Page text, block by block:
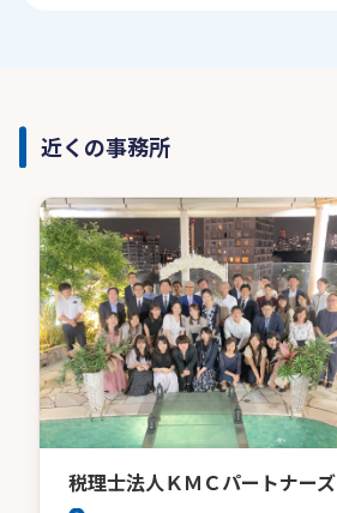
近くの事務所
税理士法人ＫＭＣパートナーズ